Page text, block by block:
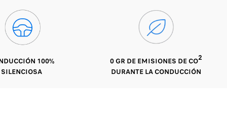
100%
SILENCIOSA
0 GR DE EMISIONES DE CO2
DURANTE LA CONDUCCIÓN